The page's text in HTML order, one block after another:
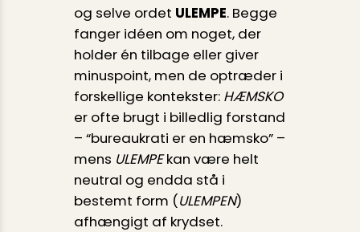
og selve ordet ULEMPE. Begge
fanger idéen om noget, der
holder én tilbage eller giver
minus­point, men de optræder i
forskellige kontekster: HÆMSKO
er ofte brugt i billedlig forstand
– “bureaukrati er en hæmsko” –
mens ULEMPEkan være helt
neutral og endda stå i
bestemt form (ULEMPEN)
afhængigt af krydset.